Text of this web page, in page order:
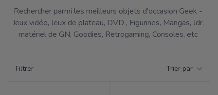
Rechercher parmi les meilleurs objets d'occasion Geek -
Jeux vidéo, Jeux de plateau, DVD , Figurines, Mangas, Jdr,
matériel de GN, Goodies, Retrogaming, Consoles, etc
Filtrer Trier par